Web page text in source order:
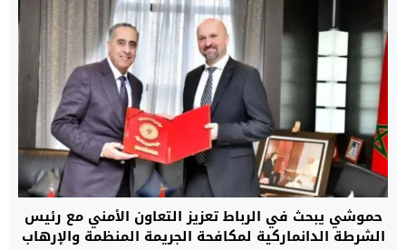
حموشي يبحث في الرباط تعزيز التعاون الأمني مع رئيس
الشرطة الدانماركية لمكافحة الجريمة المنظمة والإرهاب